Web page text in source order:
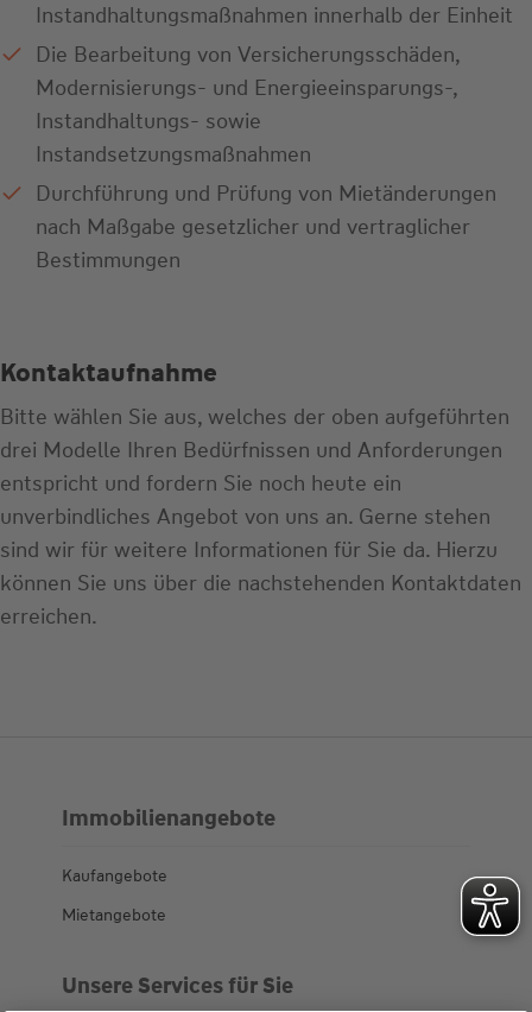
Instandhaltungsmaßnahmen innerhalb der Einheit
Die Bearbeitung von Versicherungsschäden,
Modernisierungs- und Energieeinsparungs-,
Instandhaltungs- sowie
Instandsetzungsmaßnahmen
Durchführung und Prüfung von Mietänderungen
nach Maßgabe gesetzlicher und vertraglicher
Bestimmungen
Kontaktaufnahme
Bitte wählen Sie aus, welches der oben aufgeführten
drei Modelle Ihren Bedürfnissen und Anforderungen
entspricht und fordern Sie noch heute ein
unverbindliches Angebot von uns an. Gerne stehen
sind wir für weitere Informationen für Sie da. Hierzu
können Sie uns über die nachstehenden Kontaktdaten
erreichen.
Immobilienangebote
Kaufangebote
Mietangebote
Unsere Services für Sie